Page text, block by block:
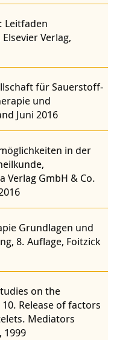
Leitfaden
Verlag,
für Sauerstoff-
und
Juni 2016
in der
Verlag GmbH & Co.
Grundlagen und
8. Auflage, Foitzick
on the
Release of factors
Mediators
1999